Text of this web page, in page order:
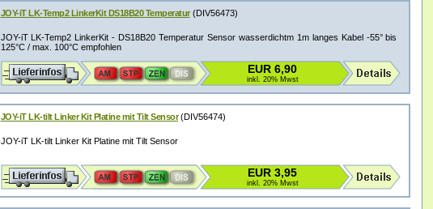
JOY-iT LK-Temp2 LinkerKit DS18B20 Temperatur(DIV56473)
JOY-iT LK-Temp2 LinkerKit - DS18B20 Temperatur Sensor wasserdichtm 1m langes Kabel -55° bis
125°C / max. 100°C empfohlen
EUR 6,90
inkl. 20% Mwst
JOY-iT LK-tilt Linker Kit Platine mit Tilt Sensor(DIV56474)
JOY-iT LK-tilt Linker Kit Platine mit Tilt Sensor
EUR 3,95
inkl. 20% Mwst